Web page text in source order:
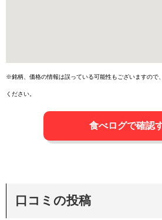
※銘柄、価格の情報は誤っている可能性もございますので
ください。
食べログで確認
口コミの投稿